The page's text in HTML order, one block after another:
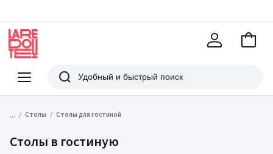
Меню
Redoute
Поиск
В
... Столы Столы для гостиной
Столы в гостиную